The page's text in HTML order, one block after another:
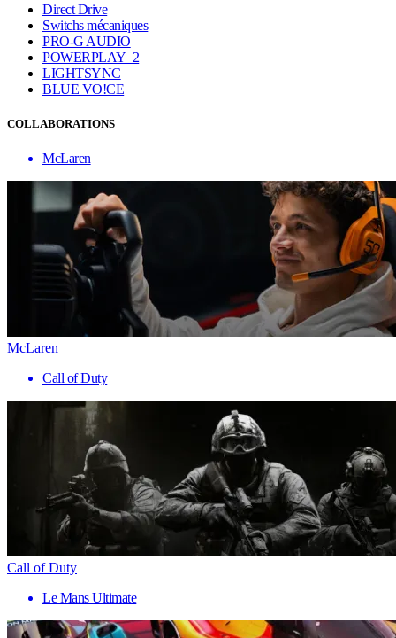
Direct Drive
Switchs mécaniques
PRO-G AUDIO
POWERPLAY 2
LIGHTSYNC
BLUE VO!CE
COLLABORATIONS
McLaren
McLaren
Call of Duty
Call of Duty
Le Mans Ultimate